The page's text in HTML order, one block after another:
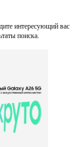
интересующий вас
поиска.